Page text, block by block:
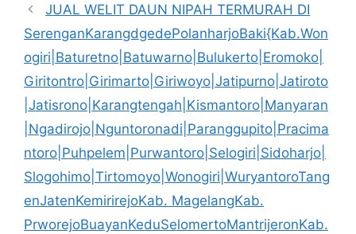
JUAL WELIT DAUN NIPAH TERMURAH DI
SerenganKarangdgedePolanharjoBaki{Kab.Won
ogiri|Baturetno|Batuwarno|Bulukerto|Eromoko|
Giritontro|Girimarto|Giriwoyo|Jatipurno|Jatiroto
|Jatisrono|Karangtengah|Kismantoro|Manyaran
|Ngadirojo|Nguntoronadi|Paranggupito|Pracima
ntoro|Puhpelem|Purwantoro|Selogiri|Sidoharjo|
Slogohimo|Tirtomoyo|Wonogiri|WuryantoroTang
enJatenKemirirejoKab. MagelangKab.
PrworejoBuayanKeduSelomertoMantrijeronKab.